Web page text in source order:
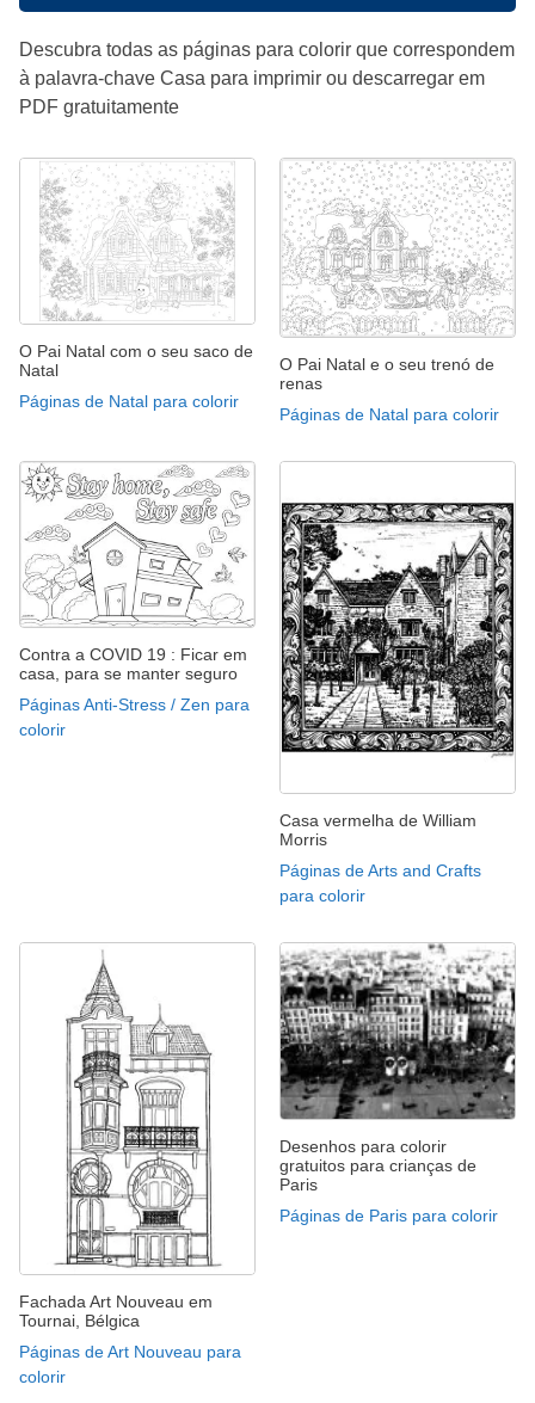
Descubra todas as páginas para colorir que correspondem
à palavra-chave Casa para imprimir ou descarregar em
PDF gratuitamente
O Pai Natal com o seu saco de
Natal
Páginas de Natal para colorir
O Pai Natal e o seu trenó de
renas
Páginas de Natal para colorir
Contra a COVID 19 : Ficar em
casa, para se manter seguro
Páginas Anti-Stress / Zen para
colorir
Casa vermelha de William
Morris
Páginas de Arts and Crafts
para colorir
Fachada Art Nouveau em
Tournai, Bélgica
Páginas de Art Nouveau para
colorir
Desenhos para colorir
gratuitos para crianças de
Paris
Páginas de Paris para colorir